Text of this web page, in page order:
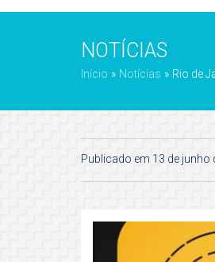
NOTÍCIAS
Início » Notícias » Rio de
Publicado em 13 de junho